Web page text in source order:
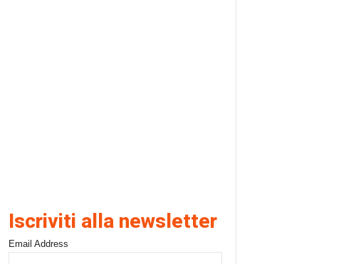
Iscriviti alla newsletter
Email Address